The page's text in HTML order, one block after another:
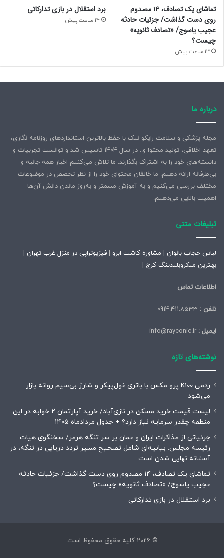
تماشای یک تصادف، ۱۴ مصدوم
روی دست گذاشت/ جزئیات حادثه
عجیب یاسوج/ «تصادف ثانویه»
چیست؟
13 ساعت پیش
برد استقلال در بازی تدارکاتی
14 ساعت پیش
درباره ما
مجله پزشکی و سلامت رایکو نیک با حفظ بالاترین استانداردهای روزنامه نگاری،
تعهد اخلاقی، تولید محتوا و.. در سال ۱۴۰۴ تاسیس شد و توانست تجربیات و
دانسته‌های خود را به اشتراک بگذارند. ما تلاش می‌کنیم اخبار همه جانبه و
بی‌طرفانه ارائه دهیم. ما خالقان محتوای خود را از نظر تخصص در موضوعات
مختلف بررسی می‌کنیم و به آموزش مسمتر و به‌روز ماندن دانش آن‌ها
اهمیت بالایی می‌دهیم.
تبلیغات متنی
لباس حجاب بانوان | مشاوره کاشت ابرو | فیزیوتراپی در منزل غرب تهران |
بهترین میکروبلیدینگ کرج |
اطلاعات تماس
تلفن :
ایمیل :
نوشته‌های تازه
ردمی K100 پرو مکس با باتری غول‌پیکر و شارژ بی‌سیم روانه بازار
می‌شود
لیست قیمت خرید مسکن در نازی‌آباد/ خرید آپارتمان ۲ خوابه در این
منطقه چقدر سرمایه نیاز دارد؟ + جدول مردادماه ۱۴۰۵
جزئیاتی از مذاکرات ایران و عمان بر سر تنگه هرمز/ سخنگوی هیات
رئیسه مجلس: بیانیه‌ای شامل تصحیح مسیر تردد دریایی در تنگه، در
آستانه نهایی شدن است
تماشای یک تصادف، ۱۴ مصدوم روی دست گذاشت/ جزئیات حادثه
عجیب یاسوج/ «تصادف ثانویه» چیست؟
برد استقلال در بازی تدارکاتی
© 2026 کلیه حقوق محفوظ است.